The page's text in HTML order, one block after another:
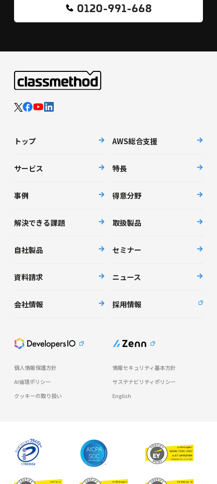
0120-991-668
トップ AWS総合支援
サービス 特長
事例 得意分野
解決できる課題 取扱製品
自社製品 セミナー
資料請求 ニュース
会社情報 採用情報
個人情報保護方針
情報セキュリティ基本方針
AI倫理ポリシー
サステナビリティポリシー
クッキーの取り扱い
English